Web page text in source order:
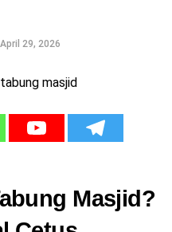
April 29, 2026
Masjid?